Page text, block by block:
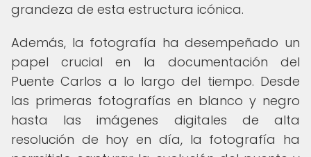
grandeza de esta estructura icónica.
Además, la fotografía ha desempeñado un
papel crucial en la documentación del
Puente Carlos a lo largo del tiempo. Desde
las primeras fotografías en blanco y negro
hasta las imágenes digitales de alta
resolución de hoy en día, la fotografía ha